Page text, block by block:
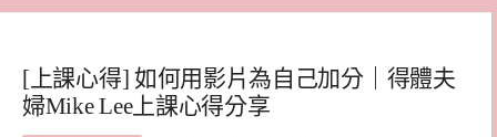
[上課心得] 如何用影片為自己加分｜得體夫
婦Mike Lee上課心得分享